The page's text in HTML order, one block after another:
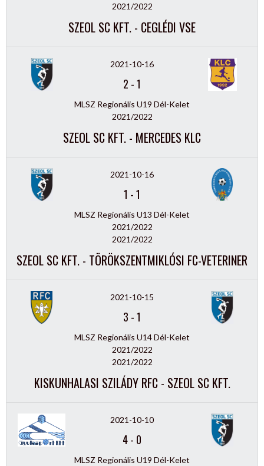
2021/2022
SZEOL SC KFT. - CEGLÉDI VSE
2021-10-16
2 -1
MLSZ Regionális U19 Dél-Kelet
2021/2022
SZEOL SC KFT. - MERCEDES KLC
2021-10-16
1 -1
MLSZ Regionális U13 Dél-Kelet
2021/2022
2021/2022
SZEOL SC KFT. - TÖRÖKSZENTMIKLÓSI FC-VETERINER
2021-10-15
3 -1
MLSZ Regionális U14 Dél-Kelet
2021/2022
2021/2022
KISKUNHALASI SZILÁDY RFC - SZEOL SC KFT.
2021-10-10
4- 0
MLSZ Regionális U19 Dél-Kelet